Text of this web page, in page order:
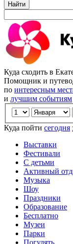
Найти
Куда сходить в
Помощник и
по интересным
и лучшим событиям
Куда пойти сегодня
Выставки
Фестивали
С детьми
Активный
Музыка
Шоу
Праздники
Образование
Бесплатно
Музеи
Парки
Погулять